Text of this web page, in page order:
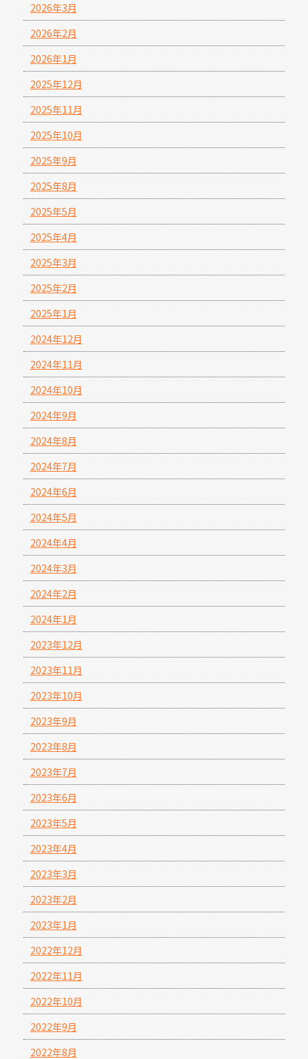
2026年3月
2026年2月
2026年1月
2025年12月
2025年11月
2025年10月
2025年9月
2025年8月
2025年5月
2025年4月
2025年3月
2025年2月
2025年1月
2024年12月
2024年11月
2024年10月
2024年9月
2024年8月
2024年7月
2024年6月
2024年5月
2024年4月
2024年3月
2024年2月
2024年1月
2023年12月
2023年11月
2023年10月
2023年9月
2023年8月
2023年7月
2023年6月
2023年5月
2023年4月
2023年3月
2023年2月
2023年1月
2022年12月
2022年11月
2022年10月
2022年9月
2022年8月